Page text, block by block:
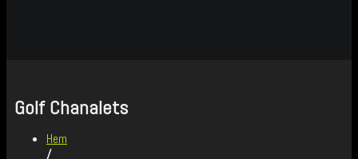
Golf Chanalets
Hem
/